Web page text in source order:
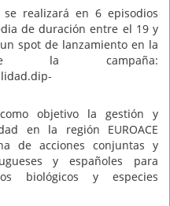
realizará en 6 episodios
de duración entre el 19 y
spot de lanzamiento en la
la campaña:
objetivo la gestión y
en la región EUROACE
de acciones conjuntas y
y españoles para
biológicos y especies